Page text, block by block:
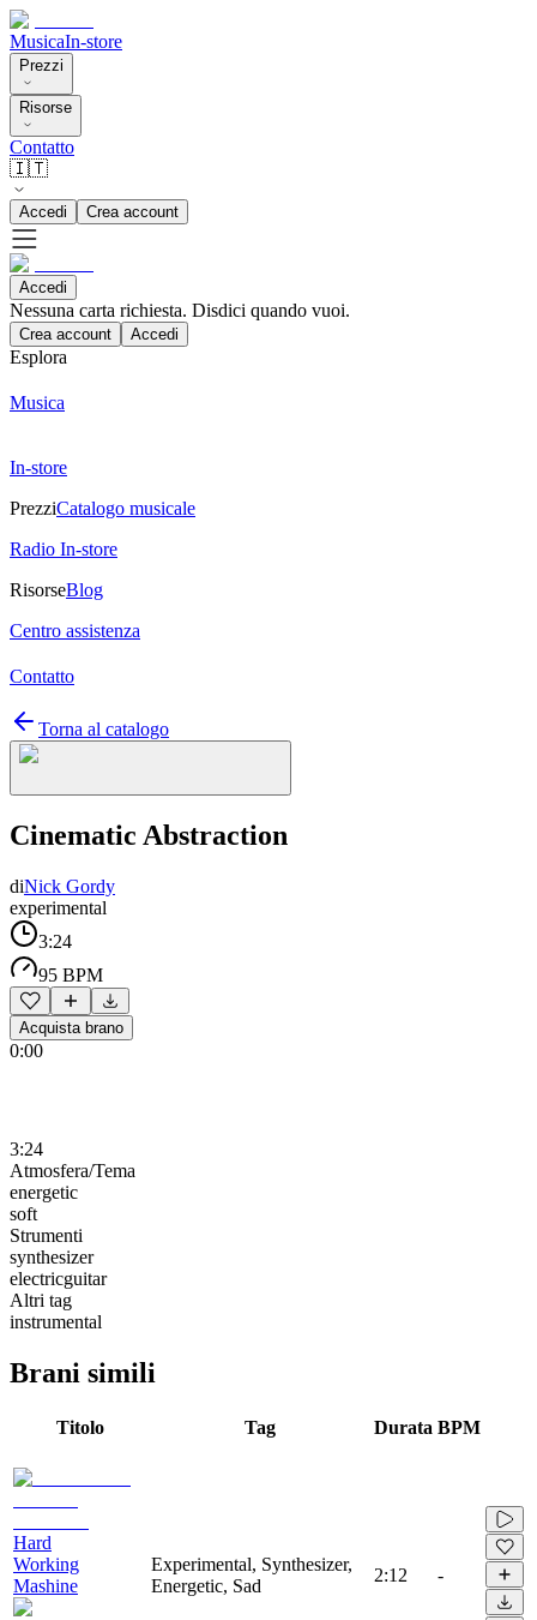
MusicaIn-store
Prezzi
Risorse
Contatto
🇮🇹
Accedi Crea account
Accedi
Nessuna carta richiesta. Disdici quando vuoi.
Crea account Accedi
Esplora
Musica
In-store
PrezziCatalogo musicale
Radio In-store
RisorseBlog
Centro assistenza
Contatto
Torna al catalogo
Cinematic Abstraction
diNick Gordy
experimental
3:24
95 BPM
Acquista brano
0:00
3:24
Atmosfera/Tema
energetic
soft
Strumenti
synthesizer
electricguitar
Altri tag
instrumental
Brani simili
Titolo Tag Durata BPM
Hard
Working
Mashine
Experimental, Synthesizer,
Energetic, Sad
2:12 -